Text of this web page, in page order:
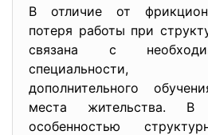
В отличие от
потеря работы при
связана с
специальности,
дополнительного
места жительства.
особенностью